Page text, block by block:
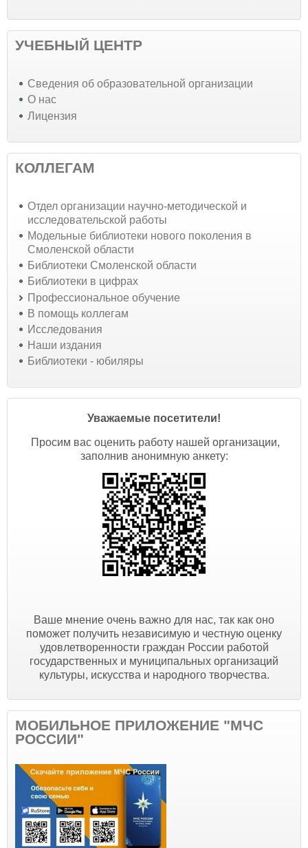
УЧЕБНЫЙ ЦЕНТР
Cведения об образовательной организации
О нас
Лицензия
КОЛЛЕГАМ
Отдел организации научно-методической и
исследовательской работы
Модельные библиотеки нового поколения в
Смоленской области
Библиотеки Смоленской области
Библиотеки в цифрах
Профессиональное обучение
В помощь коллегам
Исследования
Наши издания
Библиотеки - юбиляры
Уважаемые посетители!
Просим вас оценить работу нашей организации,
заполнив анонимную анкету:
Ваше мнение очень важно для нас, так как оно
поможет получить независимую и честную оценку
удовлетворенности граждан России работой
государственных и муниципальных организаций
культуры, искусства и народного творчества.
МОБИЛЬНОЕ ПРИЛОЖЕНИЕ "МЧС
РОССИИ"